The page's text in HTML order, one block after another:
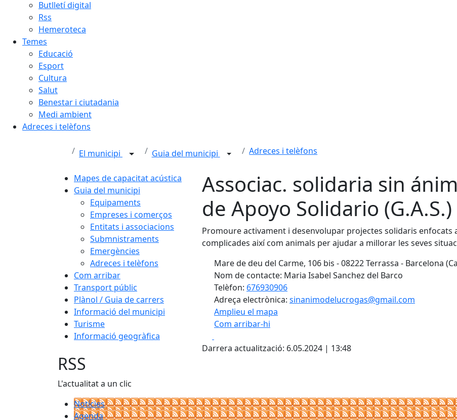
Butlletí digital
Rss
Hemeroteca
Temes
Educació
Esport
Cultura
Salut
Benestar i ciutadania
Medi ambient
Adreces i telèfons
El municipi Guia del municipi Adreces i telèfons
Mapes de capacitat acústica
Guia del municipi
Equipaments
Empreses i comerços
Entitats i associacions
Submnistraments
Emergències
Adreces i telèfons
Com arribar
Transport públic
Plànol / Guia de carrers
Informació del municipi
Turisme
Informació geogràfica
Associac. solidaria sin
de Apoyo Solidario (G.A.S.)
Promoure activament i desenvolupar projectes solidaris enfocats
complicades així com animals per ajudar a millorar les seves
Mare de deu del Carme, 106 bis - 08222 Terrassa - Barcelona
Nom de contacte: Maria Isabel Sanchez del Barco
Telèfon: 676930906
Adreça electrònica: sinanimodelucrogas@gmail.com
Amplieu el mapa
Com arribar-hi
+
Darrera actualització: 6.05.2024 | 13:48
RSS
L'actualitat a un clic
Notícies
Agenda